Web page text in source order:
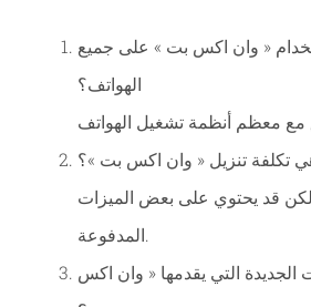
« وان اكس بت » على جميع
الهواتف؟
تكلفة تنزيل « وان اكس بت »؟
لكن قد يحتوي على بعض الميزات
المدفوعة.
الجديدة التي يقدمها « وان اكس